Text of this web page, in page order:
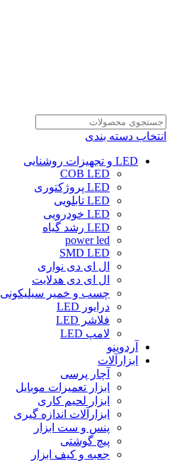
انتخاب دسته بندی
LED و تجهیزات روشنایی
COB LED
LED پروژکتوری
LED تابلویی
LED خودرویی
LED رشد گیاه
power led
SMD LED
ال ای دی نواری
ال ای دی هدلایت
چسب و خمیر سیلیکونی
درایور LED
فلاشر LED
لامپ LED
آردوینو
ابزارآلات
آچار پرسی
ابزار تعمیرات موبایل
ابزار لحیم کاری
ابزارآلات اندازه گیری
پنس و ست ابزار
پیچ گوشتی
جعبه و کیف ابزار